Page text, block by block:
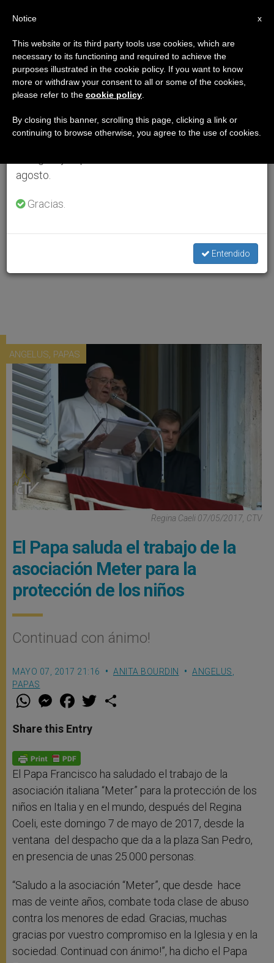
ANGELUS, PAPAS
Regina Caeli 07/05/2017, CTV
El Papa saluda el trabajo de la
asociación Meter para la
protección de los niños
Continuad con ánimo!
MAYO 07, 2017 21:16 ANITA BOURDIN ANGELUS
PAPAS
W
t
s
p
p
M
e
s
e
g
e
r
F
a
e
b
o
k
w
Share this Entry
El Papa Francisco ha saludado el trabajo de la
asociación italiana “Meter” para la protección de los
niños en Italia y en el mundo, después del Regina
Coeli, este domingo 7 de mayo de 2017, desde la
ventana del despacho que da a la plaza San Pedro,
en presencia de unas 25.000 personas.
“Saludo a la asociación “Meter”, que desde hace
mas de veinte años, combate toda clase de abuso
contra los menores de edad. Gracias, muchas
gracias por vuestro compromiso en la Iglesia y en la
sociedad. Continuad con ánimo!”, ha dicho el Papa
×
Aviso importante
Del 27 de julio al 7 de agosto haremos la pausa
anual, aprovechando que en el periodo de verano
se generan menos informaciones y también el
agosto.
Gracias.
Entendido
x
Notice
This website or its third party tools use cookies, which are
necessary to its functioning and required to achieve the
purposes illustrated in the cookie policy. If you want to know
more or withdraw your consent to all or some of the cookies,
please refer to the cookie policy
By closing this banner, scrolling this page, clicking a link or
continuing to browse otherwise, you agree to the use of cookies.